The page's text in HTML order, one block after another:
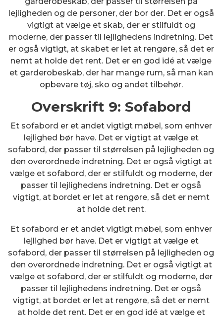
lejligheden og de personer, der bor der. Det er også
vigtigt at vælge et skab, der er stilfuldt og
moderne, der passer til lejlighedens indretning. Det
er også vigtigt, at skabet er let at rengøre, så det er
nemt at holde det rent. Det er en god idé at vælge
et garderobeskab, der har mange rum, så man kan
opbevare tøj, sko og andet tilbehør.
Overskrift 9: Sofabord
Et sofabord er et andet vigtigt møbel, som enhver
lejlighed bør have. Det er vigtigt at vælge et
sofabord, der passer til størrelsen på lejligheden og
den overordnede indretning. Det er også vigtigt at
vælge et sofabord, der er stilfuldt og moderne, der
passer til lejlighedens indretning. Det er også
vigtigt, at bordet er let at rengøre, så det er nemt
at holde det rent.
Et sofabord er et andet vigtigt møbel, som enhver
lejlighed bør have. Det er vigtigt at vælge et
sofabord, der passer til størrelsen på lejligheden og
den overordnede indretning. Det er også vigtigt at
vælge et sofabord, der er stilfuldt og moderne, der
passer til lejlighedens indretning. Det er også
vigtigt, at bordet er let at rengøre, så det er nemt
at holde det rent. Det er en god idé at vælge et